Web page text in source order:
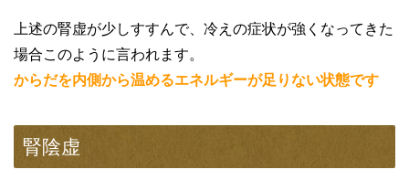
上述の腎虚が少しすすんで、冷えの症状が強くなってきた
場合このように言われます。
からだを内側から温めるエネルギーが足りない状態です
腎陰虚